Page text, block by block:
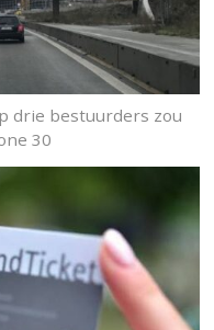
drie bestuurders zou
30